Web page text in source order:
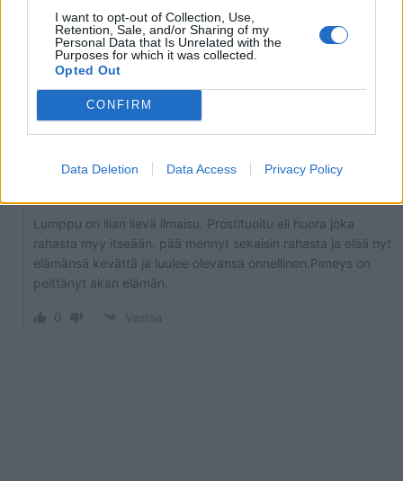
I want to opt-out of Collection, Use,
Retention, Sale, and/or Sharing of my
Personal Data that Is Unrelated with the
Purposes for which it was collected.
Opted Out
CONFIRM
Data Deletion Data Access Privacy Policy
Masa
1 kuukausi sitten
Täysi lumppu
Vastaa
Sandy
Lumppu on liian lievä ilmaisu. Prostituoitu eli huora joka
rahasta myy itseään. pää mennyt sekaisin rahasta ja elää nyt
elämänsä kevättä ja luulee olevansa onnellinen.Pimeys on
peittänyt akan elämän.
0 Vastaa